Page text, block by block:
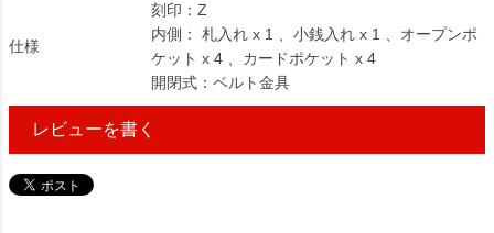
仕様
刻印：Z
内側： 札入れ x 1 、小銭入れ x 1 、オープンポ
ケット x 4 、カードポケット x 4
開閉式：ベルト金具
レビューを書く